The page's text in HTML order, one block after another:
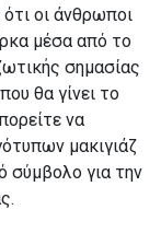
οι άνθρωποι
μέσα από το
σημασίας
θα γίνει το
να
μακιγιάζ
σύμβολο για την